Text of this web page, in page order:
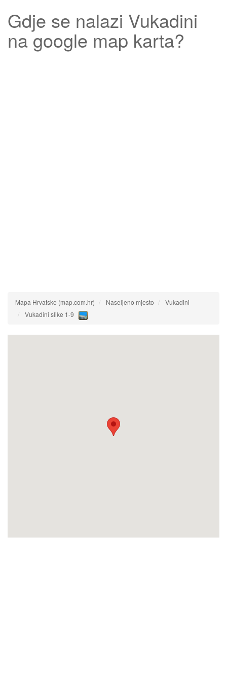
Gdje se nalazi Vukadini
na google map karta?
Mapa Hrvatske (map.com.hr) Naseljeno mjesto
Vukadini
Vukadini slike 1-9